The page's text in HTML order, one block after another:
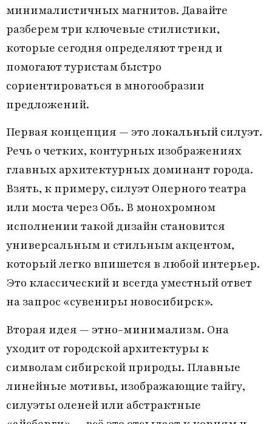
минималистичных магнитов. Давайте
разберем три ключевые стилистики,
которые сегодня определяют тренд и
помогают туристам быстро
сориентироваться в многообразии
предложений.
Первая концепция — это локальный силуэт.
Речь о четких, контурных изображениях
главных архитектурных доминант города.
Взять, к примеру, силуэт Оперного театра
или моста через Обь. В монохромном
исполнении такой дизайн становится
универсальным и стильным акцентом,
который легко впишется в любой интерьер.
Это классический и всегда уместный ответ
на запрос «сувениры новосибирск».
Вторая идея — этно-минимализм. Она
уходит от городской архитектуры к
символам сибирской природы. Плавные
линейные мотивы, изображающие тайгу,
силуэты оленей или абстрактные